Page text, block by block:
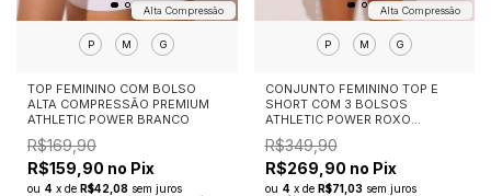
Alta Compressão
P M G
TOP FEMININO COM BOLSO
ALTA COMPRESSÃO PREMIUM
ATHLETIC POWER BRANCO
R$169,90
R$159,90 no Pix
ou 4 x de R$42,08 sem juros
Alta Compressão
P M G
CONJUNTO FEMININO TOP E
SHORT COM 3 BOLSOS
ATHLETIC POWER ROXO
PANAMÁ
R$349,90
R$269,90 no Pix
ou 4 x de R$71,03 sem juros